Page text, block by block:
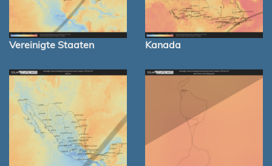
Vereinigte Staaten Kanada